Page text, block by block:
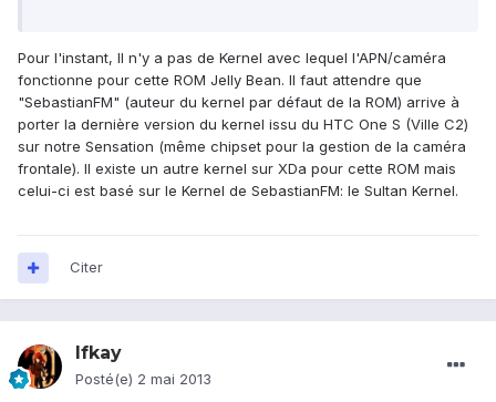
Pour l'instant, Il n'y a pas de Kernel avec lequel l'APN/caméra
fonctionne pour cette ROM Jelly Bean. Il faut attendre que
"SebastianFM" (auteur du kernel par défaut de la ROM) arrive à
porter la dernière version du kernel issu du HTC One S (Ville C2)
sur notre Sensation (même chipset pour la gestion de la caméra
frontale). Il existe un autre kernel sur XDa pour cette ROM mais
celui-ci est basé sur le Kernel de SebastianFM: le Sultan Kernel.
Citer
Ifkay
Posté(e) 2 mai 2013